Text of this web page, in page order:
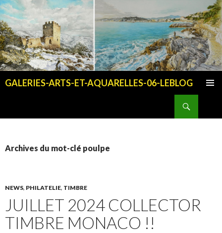
GALERIES-ARTS-ET-AQUARELLES-06-LEBLOG
Archives du mot-clé poulpe
NEWS, PHILATELIE, TIMBRE
JUILLET 2024 COLLECTOR
TIMBRE MONACO !!